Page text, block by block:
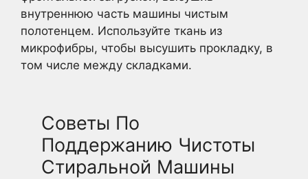
внутреннюю часть машины чистым
полотенцем. Используйте ткань из
микрофибры, чтобы высушить прокладку, в
том числе между складками.
Советы По
Поддержанию Чистоты
Стиральной Машины